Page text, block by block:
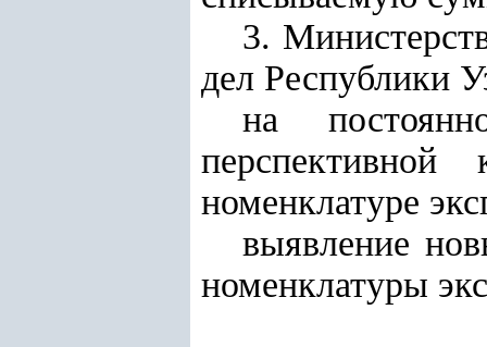
3.
дел Республики
на
номенклатуре
выявление
номенклатуры